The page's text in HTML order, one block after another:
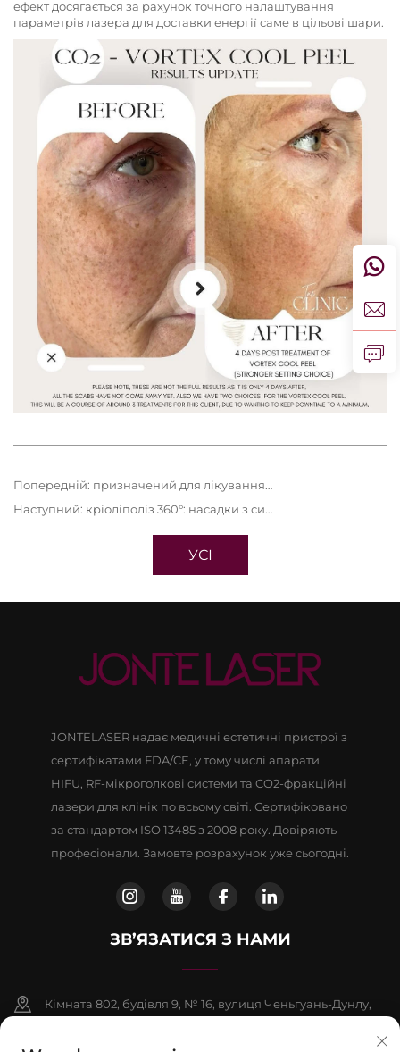
ефект досягається за рахунок точного налаштування
параметрів лазера для доставки енергії саме в цільові шари.
Попередній: призначений для лікування розтяжок, змін пігментації та шкірного підтягування
Наступний: кріоліполіз 360°: насадки з силікону, що відповідає вимогам до харчових продуктів
УСІ
JONTELASER надає медичні естетичні пристрої з
сертифікатами FDA/CE, у тому числі апарати
HIFU, RF-мікроголкові системи та CO2-фракційні
лазери для клінік по всьому світі. Сертифіковано
за стандартом ISO 13485 з 2008 року. Довіряють
професіонали. Замовте розрахунок уже сьогодні.
ЗВ’ЯЗАТИСЯ З НАМИ
Кімната 802, будівля 9, № 16, вулиця Ченьгуань-Дунлу,